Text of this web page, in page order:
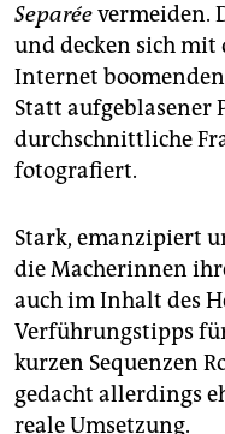
Separéevermeiden.
und decken sich mit
Internet
Statt aufgeblasener
durchschnittliche
fotografiert.
Stark, emanzipiert
die Macherinnen
auch im Inhalt des
Verführungstipps
kurzen Sequenzen
gedacht allerdings
reale Umsetzung.